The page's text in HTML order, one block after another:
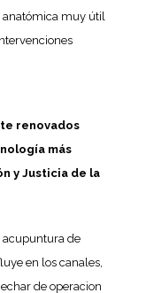
anatómica muy útil
renovados
más
y Justicia de la
acupuntura de
en los canales,
de operacion